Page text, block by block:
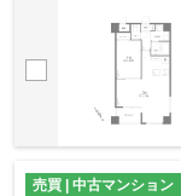
売買 | 中古マンション